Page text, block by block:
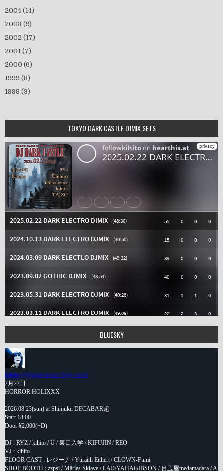
2004 (14)
2003 (9)
2002 (17)
2001 (7)
2000 (6)
1999 (8)
1998 (3)
TOKYO DARK CASTLE DJMIX SETS
BLUESKY